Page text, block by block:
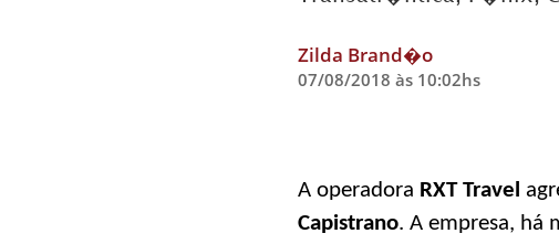
Zilda Brand�o
07/08/2018 às 10:02hs
A operadora RXT Travel
Capistrano. A empresa, há